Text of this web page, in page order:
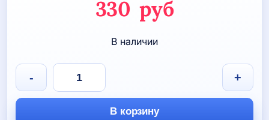
цена
составляла
330 руб
Текущая
цена:
В наличии
Количество
товара
Брелок
металлический
- +
В корзину